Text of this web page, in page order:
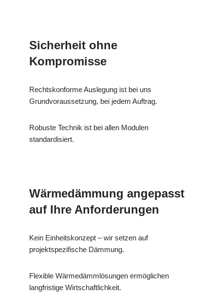
Sicherheit ohne
Kompromisse
Rechtskonforme Auslegung ist bei uns
Grundvoraussetzung, bei jedem Auftrag.
Robuste Technik ist bei allen Modulen
standardisiert.
Wärmedämmung angepasst
auf Ihre Anforderungen
Kein Einheitskonzept – wir setzen auf
projektspezifische Dämmung.
Flexible Wärmedämmlösungen ermöglichen
langfristige Wirtschaftlichkeit.